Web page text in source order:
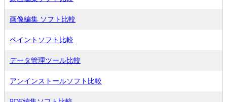
画像編集 ソフト比較
ペイントソフト比較
データ管理ツール比較
アンインストールソフト比較